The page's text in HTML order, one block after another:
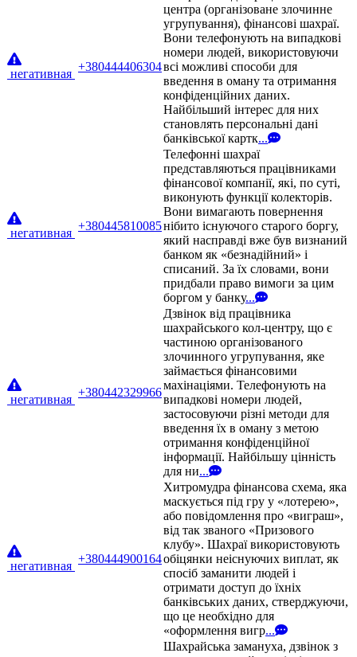
негативная
+380444406304
центра (організоване злочинне
угрупування), фінансові шахраї.
Вони телефонують на випадкові
номери людей, використовуючи
всі можливі способи для
введення в оману та отримання
конфіденційних даних.
Найбільший інтерес для них
становлять персональні дані
банківської картк...
негативная
+380445810085
Телефонні шахраї
представляються працівниками
фінансової компанії, які, по суті,
виконують функції колекторів.
Вони вимагають повернення
нібито існуючого старого боргу,
який насправді вже був визнаний
банком як «безнадійний» і
списаний. За їх словами, вони
придбали право вимоги за цим
боргом у банку...
негативная
+380442329966
Дзвінок від працівника
шахрайського кол-центру, що є
частиною організованого
злочинного угрупування, яке
займається фінансовими
махінаціями. Телефонують на
випадкові номери людей,
застосовуючи різні методи для
введення їх в оману з метою
отримання конфіденційної
інформації. Найбільшу цінність
для ни...
негативная
+380444900164
Хитромудра фінансова схема, яка
маскується під гру у «лотерею»,
або повідомлення про «виграш»,
від так званого «Призового
клубу». Шахраї використовують
обіцянки неіснуючих виплат, як
спосіб заманити людей і
отримати доступ до їхніх
банківських даних, стверджуючи,
що це необхідно для
«оформлення вигр...
Шахрайська замануха, дзвінок з